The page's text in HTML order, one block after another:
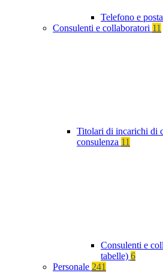
Telefono e
Consulenti e collaboratori 11
Titolari di incarichi di
consulenza 11
Consulenti e
tabelle) 6
Personale 241